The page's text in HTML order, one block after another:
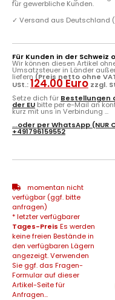
für gewerbliche Kunden.
✓ Versand aus Deutschland (
Für Kunden in der Schweiz
Wir können diesen Artikel
Umsatzsteuer in Länder
liefern (Preis netto ohne
USt.:124.00 Euro zzgl.
Setze dich für Bestellungen
der EU bitte per e-Mail an
kurz mit uns in Verbindung ...
...oder perWhatsApp (NUR
+491796159552
momentan nicht
verfügbar (ggf. bitte
anfragen)
* letzter verfügbarer
Tages-Preis Es werden
keine freien Bestände in
den verfügbaren Lägern
angezeigt. Verwenden
Sie ggf. das Fragen-
Formular auf dieser
Artikel-Seite für
Anfragen...